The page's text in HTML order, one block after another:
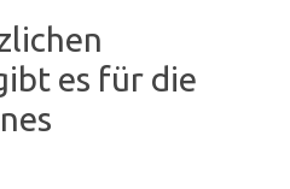
es für die